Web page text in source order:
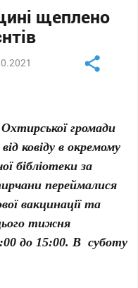
щеплено
громади
ковіду в окремому
бібліотеки за
переймалися
вакцинації та
тижня
до 15:00. В суботу